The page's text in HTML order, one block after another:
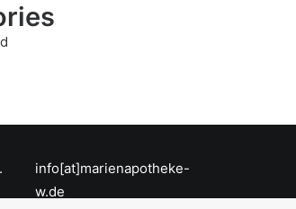
info[at]marienapotheke-
w.de